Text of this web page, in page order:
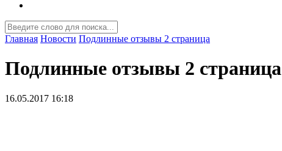
Главная Новости Подлинные отзывы 2 страница
Подлинные отзывы 2 страница
16.05.2017 16:18